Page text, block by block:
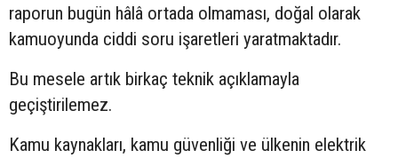
raporun bugün hâlâ ortada olmaması, doğal olarak
kamuoyunda ciddi soru işaretleri yaratmaktadır.
Bu mesele artık birkaç teknik açıklamayla
geçiştirilemez.
Kamu kaynakları, kamu güvenliği ve ülkenin elektrik